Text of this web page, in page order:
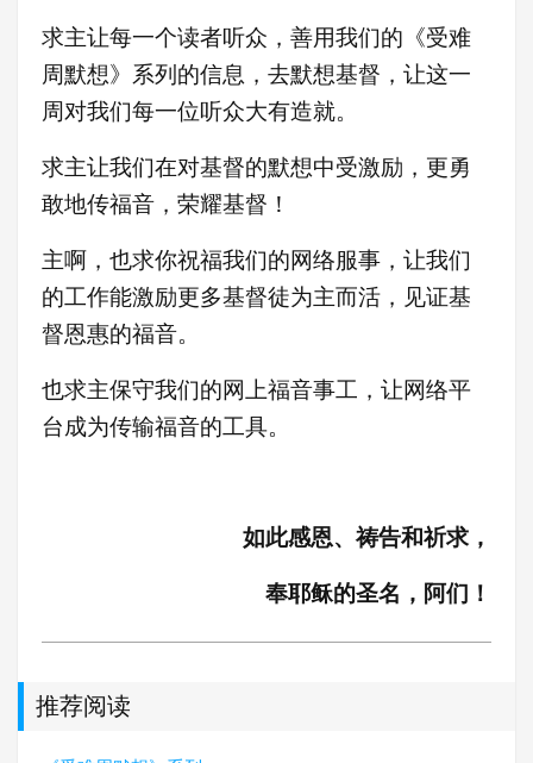
求主让每一个读者听众，善用我们的《受难
周默想》系列的信息，去默想基督，让这一
周对我们每一位听众大有造就。
求主让我们在对基督的默想中受激励，更勇
敢地传福音，荣耀基督！
主啊，也求你祝福我们的网络服事，让我们
的工作能激励更多基督徒为主而活，见证基
督恩惠的福音。
也求主保守我们的网上福音事工，让网络平
台成为传输福音的工具。
如此感恩、祷告和祈求，
奉耶稣的圣名，阿们！
推荐阅读